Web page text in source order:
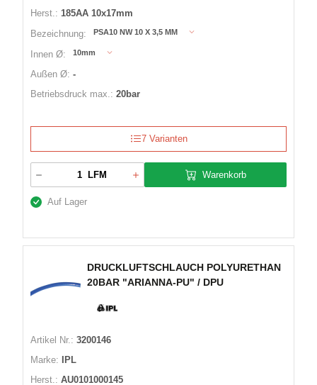
Herst.: 185AA 10x17mm
Bezeichnung:
PSA10 NW 10 X 3,5 MM
Innen Ø: 10mm
Außen Ø: -
Betriebsdruck max.: 20bar
7 Varianten
LFM Warenkorb
Auf Lager
DRUCKLUFTSCHLAUCH POLYURETHAN
20BAR "ARIANNA-PU" / DPU
Artikel Nr.: 3200146
Marke:
IPL
Herst.: AU0101000145